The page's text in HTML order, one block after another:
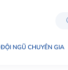
ĐỘI NGŨ CHUYÊN GIA